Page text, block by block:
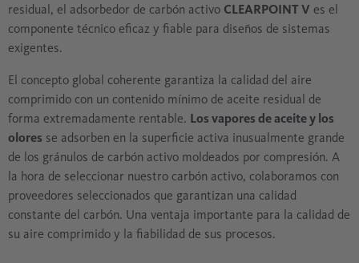
residual, el adsorbedor de carbón activo CLEARPOINT V es el
componente técnico eficaz y fiable para diseños de sistemas
exigentes.
El concepto global coherente garantiza la calidad del aire
comprimido con un contenido mínimo de aceite residual de
forma extremadamente rentable. Los vapores de aceite y los
olores se adsorben en la superficie activa inusualmente grande
de los gránulos de carbón activo moldeados por compresión. A
la hora de seleccionar nuestro carbón activo, colaboramos con
proveedores seleccionados que garantizan una calidad
constante del carbón. Una ventaja importante para la calidad de
su aire comprimido y la fiabilidad de sus procesos.